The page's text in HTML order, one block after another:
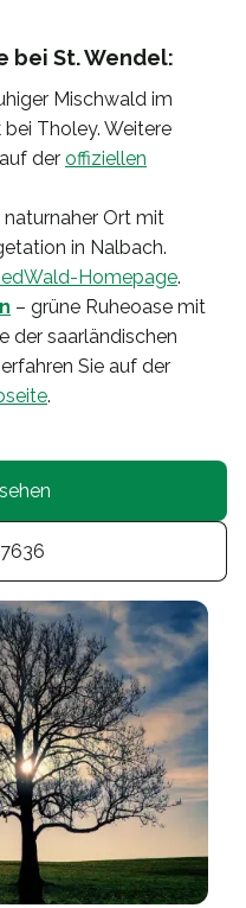
bei St. Wendel:
Mischwald im
Tholey. Weitere
der offiziellen
naturnaher Ort mit
in Nalbach.
Homepage.
– grüne Ruheoase mit
der saarländischen
Sie auf der
.